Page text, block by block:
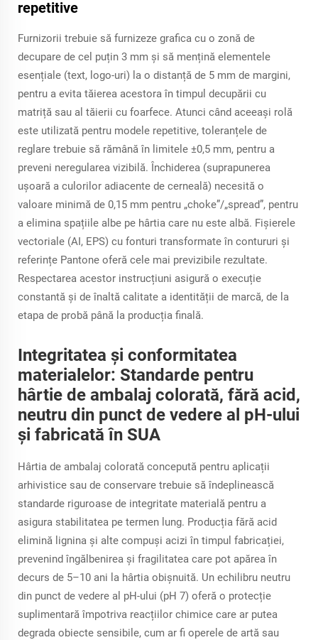
repetitive
Furnizorii trebuie să furnizeze grafica cu o zonă de
decupare de cel puțin 3 mm și să mențină elementele
esențiale (text, logo-uri) la o distanță de 5 mm de margini,
pentru a evita tăierea acestora în timpul decupării cu
matriță sau al tăierii cu foarfece. Atunci când aceeași rolă
este utilizată pentru modele repetitive, toleranțele de
reglare trebuie să rămână în limitele ±0,5 mm, pentru a
preveni neregularea vizibilă. Închiderea (suprapunerea
ușoară a culorilor adiacente de cerneală) necesită o
valoare minimă de 0,15 mm pentru „choke”/„spread”, pentru
a elimina spațiile albe pe hârtia care nu este albă. Fișierele
vectoriale (AI, EPS) cu fonturi transformate în contururi și
referințe Pantone oferă cele mai previzibile rezultate.
Respectarea acestor instrucțiuni asigură o execuție
constantă și de înaltă calitate a identității de marcă, de la
etapa de probă până la producția finală.
Integritatea și conformitatea
materialelor: Standarde pentru
hârtie de ambalaj colorată, fără acid,
neutru din punct de vedere al pH-ului
și fabricată în SUA
Hârtia de ambalaj colorată concepută pentru aplicații
arhivistice sau de conservare trebuie să îndeplinească
standarde riguroase de integritate materială pentru a
asigura stabilitatea pe termen lung. Producția fără acid
elimină lignina și alte compuși acizi în timpul fabricației,
prevenind îngălbenirea și fragilitatea care pot apărea în
decurs de 5–10 ani la hârtia obișnuită. Un echilibru neutru
din punct de vedere al pH-ului (pH 7) oferă o protecție
suplimentară împotriva reacțiilor chimice care ar putea
degrada obiecte sensibile, cum ar fi operele de artă sau